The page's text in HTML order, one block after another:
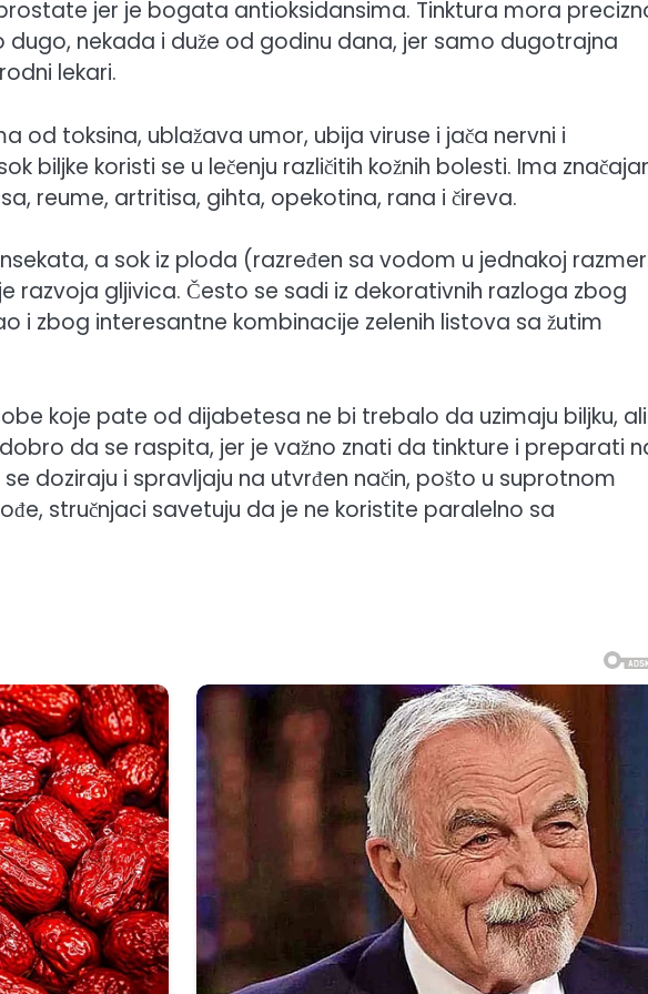
jer je bogata antioksidansima. Tinktura mora
dugo, nekada i duže od godinu dana, jer samo dugotrajna
lekari.
od toksina, ublažava umor, ubija viruse i jača nervni i
biljke koristi se u lečenju različitih kožnih bolesti. Ima
reume, artritisa, gihta, opekotina, rana i čireva.
a sok iz ploda (razređen sa vodom u jednakoj
razvoja gljivica. Često se sadi iz dekorativnih razloga zbog
i zbog interesantne kombinacije zelenih listova sa žutim
koje pate od dijabetesa ne bi trebalo da uzimaju biljku, ali
da se raspita, jer je važno znati da tinkture i preparati
doziraju i spravljaju na utvrđen način, pošto u suprotnom
stručnjaci savetuju da je ne koristite paralelno sa